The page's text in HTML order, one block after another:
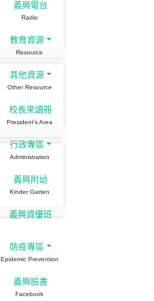
義興電台
Radio
教育資源
Resource
其他資源
Other Resource
校長來讀冊
President's Area
行政專區
Administration
義興附幼
Kinder Garten
義興資優班
防疫專區
Epidemic Prevention
義興臉書
Facebook